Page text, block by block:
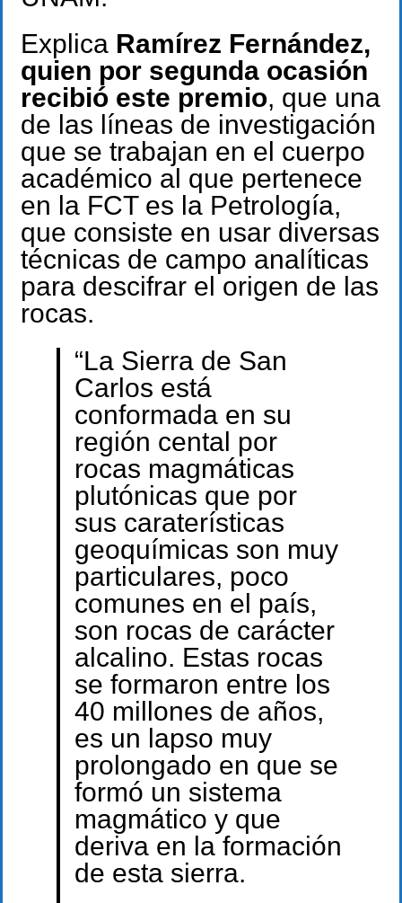
Explica Ramírez Fernández,
quien por segunda ocasión
recibió este premio, que una
de las líneas de investigación
que se trabajan en el cuerpo
académico al que pertenece
en la FCT es la Petrología,
que consiste en usar diversas
técnicas de campo analíticas
para descifrar el origen de las
rocas.
“La Sierra de San
Carlos está
conformada en su
región cental por
rocas magmáticas
plutónicas que por
sus caraterísticas
geoquímicas son muy
particulares, poco
comunes en el país,
son rocas de carácter
alcalino. Estas rocas
se formaron entre los
40 millones de años,
es un lapso muy
prolongado en que se
formó un sistema
magmático y que
deriva en la formación
de esta sierra.